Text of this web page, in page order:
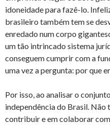
idoneidade para fazê-lo.
brasileiro também tem se
enredado num corpo
um tão intrincado sistema
conseguem cumprir com a
uma vez a pergunta: por que
Por isso, ao analisar o
independência do Brasil. Não
contribuir e em colaborar